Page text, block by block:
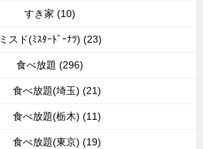
すき家 (10)
ミスド(ﾐｽﾀｰﾄﾞｰﾅﾂ) (23)
食べ放題 (296)
食べ放題(埼玉) (21)
食べ放題(栃木) (11)
食べ放題(東京) (19)